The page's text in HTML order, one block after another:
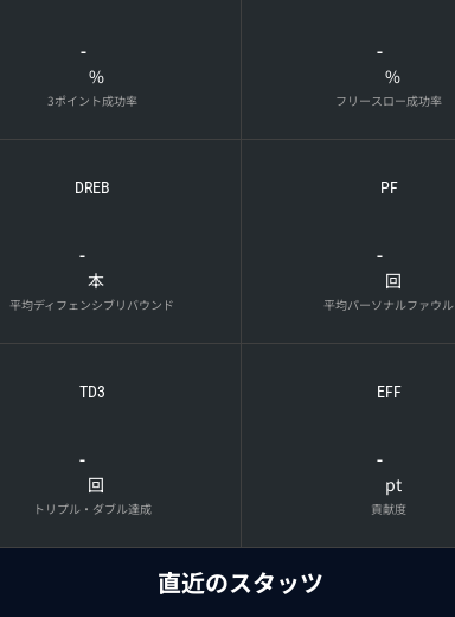
-
%
3ポイント成功率
-
%
フリースロー成功率
DREB
-
本
平均ディフェンシブリバウンド
PF
-
回
平均パーソナルファウル
TD3
-
回
トリプル・ダブル達成
EFF
-
pt
貢献度
直近のスタッツ